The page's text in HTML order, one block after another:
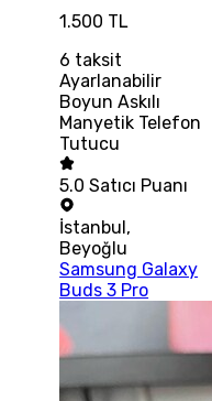
1.500 TL
6 taksit
Ayarlanabilir
Boyun Askılı
Manyetik Telefon
Tutucu
5.0 Satıcı Puanı
İstanbul,
Beyoğlu
Samsung Galaxy
Buds 3 Pro